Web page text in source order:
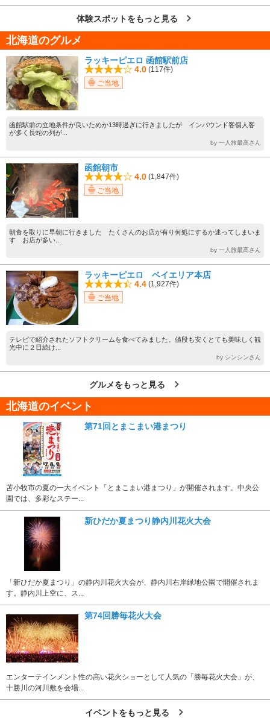
体験スポットをもっと見る
北海道のグルメ
ラッキーピエロ 函館駅前店
4.0 (117件)
ご当地
函館駅前の立地条件が良いためか13時過ぎに行きましたが インバウンド客個人客
が多く長蛇の列が...
by 一人旅最高さん
函館朝市
4.0 (1,847件)
ご当地
朝食を取りに早朝に行きました たくさんのお店が有り何処にするか迷ってしまいま
す お店が多い...
by 一人旅最高さん
ラッキーピエロ ベイエリア本店
4.4 (1,927件)
ご当地
テレビで紹介されたソフトクリームを食べてみました。値段も安くとても美味しく観
光中に２日続け...
by シンシンさん
グルメをもっと見る
北海道のイベント
第71回とまこまい港まつり
苫小牧市の夏の一大イベント「とまこまい港まつり」が開催されます。中央公
園では、多彩なステー...
新ひだか夏まつり静内川花火大会
「新ひだか夏まつり」の静内川花火大会が、静内川右岸緑地公園で開催されま
す。静内川上空に、ス...
第74回勝毎花火大会
エンターテインメント性の高い花火ショーとして人気の「勝毎花火大会」が、
十勝川の河川敷を会場...
イベントをもっと見る